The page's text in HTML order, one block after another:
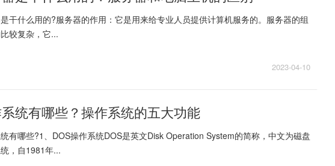
干什么用的?服务器的作用：它是用来给专业人员提供计算机服务的。服务器的组
较复杂，它...
2023-04-10
统有哪些？操作系统的五大功能
有哪些?1、DOS操作系统DOS是英文Disk Operation System的简称，中文为磁盘
，自1981年...